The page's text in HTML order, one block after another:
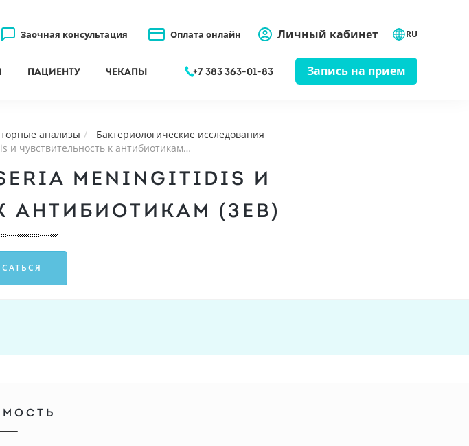
Заочная консультация Оплата онлайн Личный кабинет RU
Пациенту Чекапы +7 383 363-01-83 Запись на прием
анализы
Бактериологические исследования
и чувcтвительность к антибиотикам…
MENINGITIDIS И
АНТИБИОТИКАМ (ЗЕВ)